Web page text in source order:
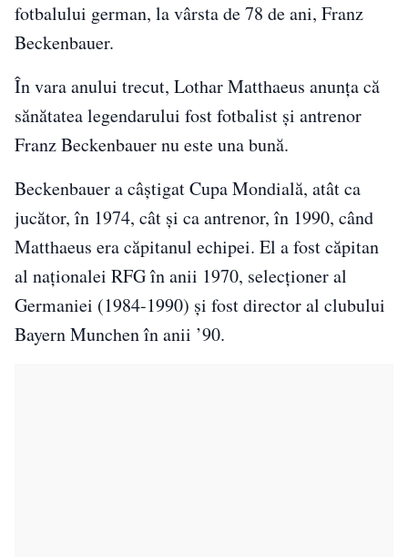
fotbalului german, la vârsta de 78 de ani, Franz
Beckenbauer.
În vara anului trecut, Lothar Matthaeus anunţa că
sănătatea legendarului fost fotbalist şi antrenor
Franz Beckenbauer nu este una bună.
Beckenbauer a câştigat Cupa Mondială, atât ca
jucător, în 1974, cât şi ca antrenor, în 1990, când
Matthaeus era căpitanul echipei. El a fost căpitan
al naţionalei RFG în anii 1970, selecţioner al
Germaniei (1984-1990) şi fost director al clubului
Bayern Munchen în anii ’90.